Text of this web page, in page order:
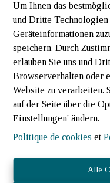
Um Ihnen das
und Dritte
Geräteinformationen
speichern. Durch
erlauben Sie uns und
Browserverhalten oder
Website zu verarbeiten.
auf der Seite über die
Einstellungen' ändern.
Politique de cookies et
Alle
Jardin - etang -
9909 Troisvierges |